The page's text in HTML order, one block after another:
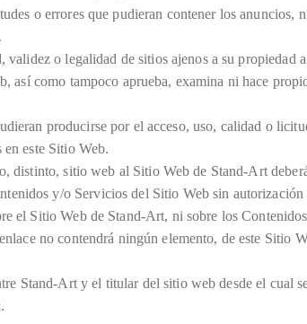
o errores que pudieran contener los
o legalidad de sitios ajenos a su propiedad
así como tampoco aprueba, examina ni hace
producirse por el acceso, uso, calidad o
este Sitio Web.
distinto, sitio web al Sitio Web de Stand-Art
y/o Servicios del Sitio Web sin autorización
el Sitio Web de Stand-Art, ni sobre los
no contendrá ningún elemento, de este Sitio
Stand-Art y el titular del sitio web desde el cual